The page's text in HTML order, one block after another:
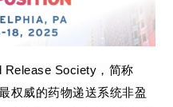
Release Society ，简称
权威的药物递送系统非盈